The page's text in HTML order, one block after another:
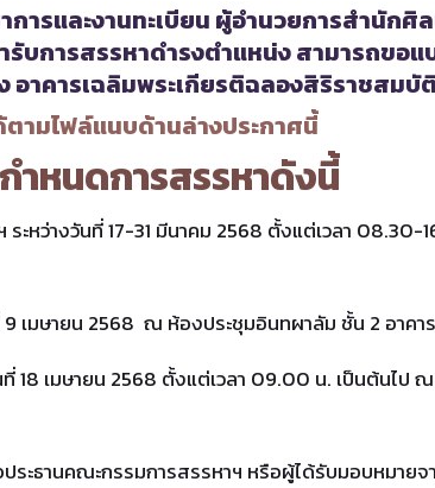
ารและงานทะเบียน ผู้อำนวยการสำนัก
การสรรหาดำรงตำแหน่ง สามารถขอแ
อาคารเฉลิมพระเกียรติฉลองสิริราชสมบั
ามไฟล์แนบด้านล่างประกาศนี้
กำหนดการสรรหาดังนี้
ะหว่างวันที่ 17-31 มีนาคม 2568 ตั้งแต่เวลา
เมษายน 2568 ณ ห้องประชุมอินทผาลัม ชั้น 2 อาค
เมษายน 2568 ตั้งแต่เวลา 09.00 น. เป็นต้นไป
ธานคณะกรรมการสรรหาฯ หรือผู้ได้รับมอบหมายจ